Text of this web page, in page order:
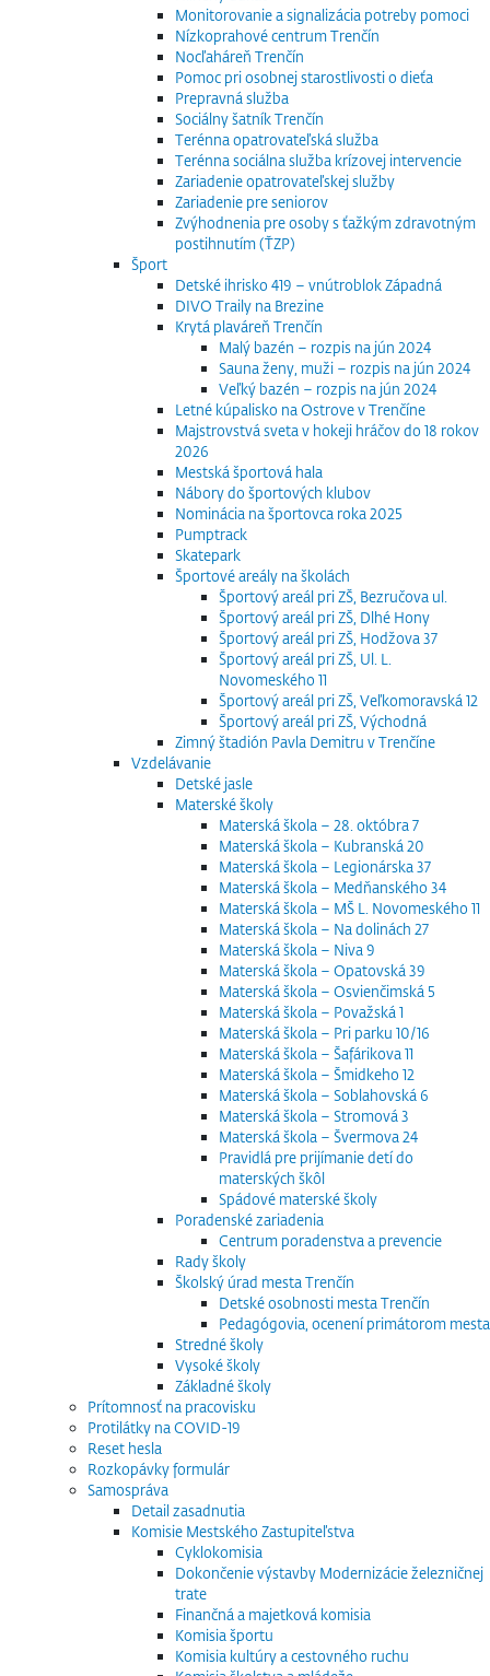
Monitorovanie a signalizácia potreby pomoci
Nízkoprahové centrum Trenčín
Nocľaháreň Trenčín
Pomoc pri osobnej starostlivosti o dieťa
Prepravná služba
Sociálny šatník Trenčín
Terénna opatrovateľská služba
Terénna sociálna služba krízovej intervencie
Zariadenie opatrovateľskej služby
Zariadenie pre seniorov
Zvýhodnenia pre osoby s ťažkým zdravotným
postihnutím (ŤZP)
Šport
Detské ihrisko 419 – vnútroblok Západná
DIVO Traily na Brezine
Krytá plaváreň Trenčín
Malý bazén – rozpis na jún 2024
Sauna ženy, muži – rozpis na jún 2024
Veľký bazén – rozpis na jún 2024
Letné kúpalisko na Ostrove v Trenčíne
Majstrovstvá sveta v hokeji hráčov do 18 rokov
2026
Mestská športová hala
Nábory do športových klubov
Nominácia na športovca roka 2025
Pumptrack
Skatepark
Športové areály na školách
Športový areál pri ZŠ, Bezručova ul.
Športový areál pri ZŠ, Dlhé Hony
Športový areál pri ZŠ, Hodžova 37
Športový areál pri ZŠ, Ul. L.
Novomeského 11
Športový areál pri ZŠ, Veľkomoravská 12
Športový areál pri ZŠ, Východná
Zimný štadión Pavla Demitru v Trenčíne
Vzdelávanie
Detské jasle
Materské školy
Materská škola – 28. októbra 7
Materská škola – Kubranská 20
Materská škola – Legionárska 37
Materská škola – Medňanského 34
Materská škola – MŠ L. Novomeského 11
Materská škola – Na dolinách 27
Materská škola – Niva 9
Materská škola – Opatovská 39
Materská škola – Osvienčimská 5
Materská škola – Považská 1
Materská škola – Pri parku 10/16
Materská škola – Šafárikova 11
Materská škola – Šmidkeho 12
Materská škola – Soblahovská 6
Materská škola – Stromová 3
Materská škola – Švermova 24
Pravidlá pre prijímanie detí do
materských škôl
Spádové materské školy
Poradenské zariadenia
Centrum poradenstva a prevencie
Rady školy
Školský úrad mesta Trenčín
Detské osobnosti mesta Trenčín
Pedagógovia, ocenení primátorom mesta
Stredné školy
Vysoké školy
Základné školy
Prítomnosť na pracovisku
Protilátky na COVID-19
Reset hesla
Rozkopávky formulár
Samospráva
Detail zasadnutia
Komisie Mestského Zastupiteľstva
Cyklokomisia
Dokončenie výstavby Modernizácie železničnej
trate
Finančná a majetková komisia
Komisia športu
Komisia kultúry a cestovného ruchu